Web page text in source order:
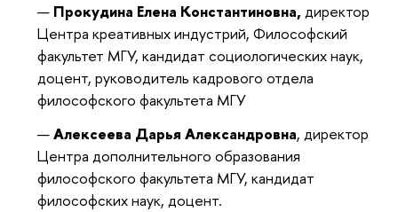
Прокудина Елена Константиновна,директор
Центра креативных индустрий, Философский
факультет МГУ, кандидат социологических наук,
доцент, руководитель кадрового отдела
философского факультета МГУ
Алексеева Дарья Александровна, директор
Центра дополнительного образования
философского факультета МГУ, кандидат
философских наук, доцент.